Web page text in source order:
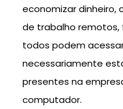
economizar dinheiro,
de trabalho remotos,
todos podem
necessariamente
presentes na
computador.